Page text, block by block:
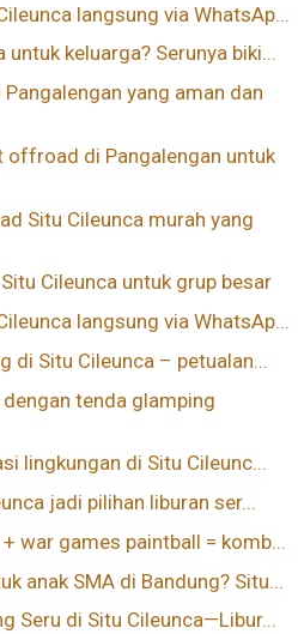
langsung via WhatsAp...
keluarga? Serunya biki...
yang aman dan
offroad di Pangalengan untuk
Situ Cileunca murah yang
Cileunca untuk grup besar
langsung via WhatsAp...
di Situ Cileunca – petualan...
tenda glamping
lingkungan di Situ Cileunc...
jadi pilihan liburan ser...
war games paintball = komb...
anak SMA di Bandung? Situ...
Seru di Situ Cileunca—Libur...